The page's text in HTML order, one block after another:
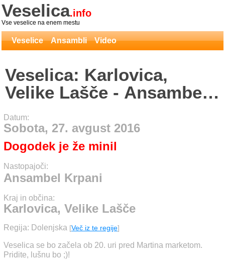
Veselica.info
Vse veselice na enem mestu
Veselice Ansambli Video
Veselica: Karlovica,
Velike Lašče - Ansambel
Krpani
Datum:
Sobota, 27. avgust 2016
Dogodek je že minil
Nastopajoči:
Ansambel Krpani
Kraj in občina:
Karlovica, Velike Lašče
Regija: Dolenjska [Več iz te regije]
Veselica se bo začela ob 20. uri pred Martina marketom.
Pridite, lušnu bo ;)!